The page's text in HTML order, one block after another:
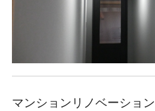
マンションリノベーション